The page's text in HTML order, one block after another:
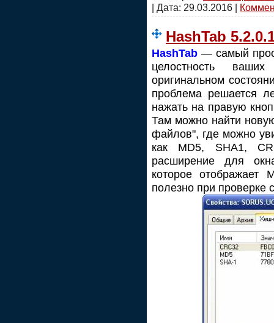
| Дата: 29.03.2016 |
HashTab
HashTab — самый
целостность
оригинальном
проблема решается
нажать на правую
Там можно найти
файлов", где можно
как MD5, SHA1,
расширение для
которое
полезно при проверке